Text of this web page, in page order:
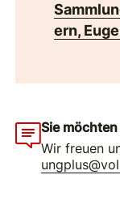
ern,
Sie
Wir freuen